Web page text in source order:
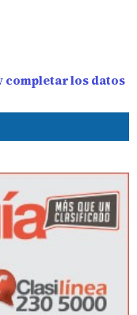
completar los datos